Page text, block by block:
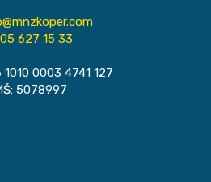
05 627 15 33
1010 0003 4741 127
5078997